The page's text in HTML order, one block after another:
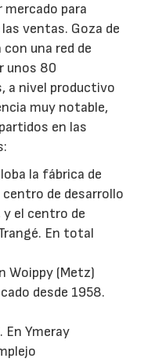
mercado para
ventas. Goza de
una red de
unos 80
a nivel productivo
muy notable,
en las
la fábrica de
de desarrollo
y el centro de
En total
Woippy (Metz)
desde 1958.
En Ymeray